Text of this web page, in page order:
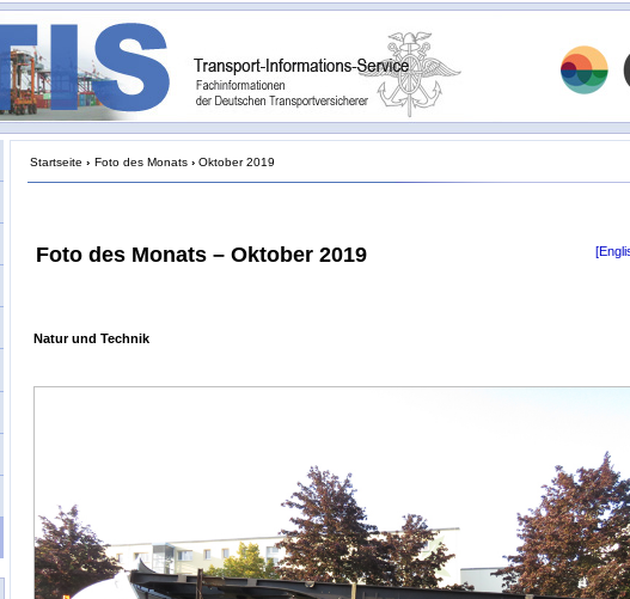
Startseite › Foto des Monats › Oktober 2019
Foto des Monats – Oktober 2019
Natur und Technik